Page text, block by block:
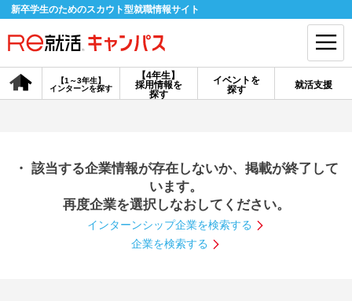
新卒学生のためのスカウト型就職情報サイト
【4年生】
採用情報を
探す
【1～3年生】
インターンを探す
イベントを
探す
就活支援
会員登録 ログイン
探す
【4年生】
説明会を探す
インターンを探す
・ 該当する企業情報が存在しないか、掲載が終了して
います。
再度企業を選択しなおしてください。
インターンシップ企業を検索する
企業を検索する